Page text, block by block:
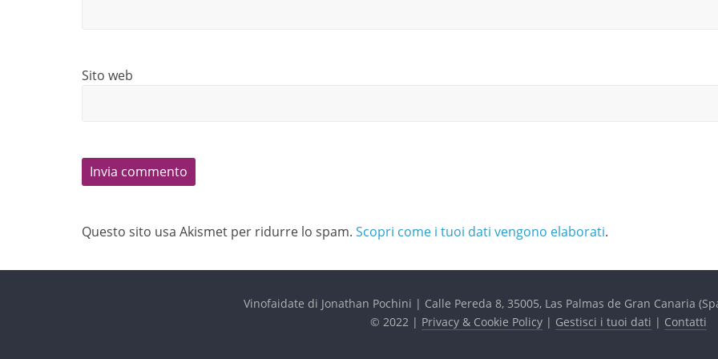
Sito web
Questo sito usa Akismet per ridurre lo spam. Scopri come i tuoi dati vengono elaborati.
Vinofaidate di Jonathan Pochini | Calle Pereda 8, 35005, Las Palmas de Gran Canaria
© 2022 | Privacy & Cookie Policy | Gestisci i tuoi dati | Contatti